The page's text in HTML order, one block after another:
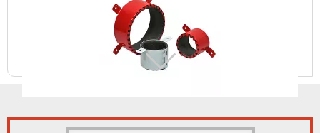
Противопожарная муфта «БАЛТИКА ПМ» 25